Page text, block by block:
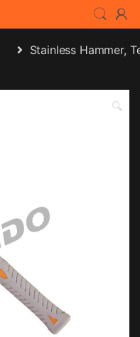
Stainless Hammer,
🔍